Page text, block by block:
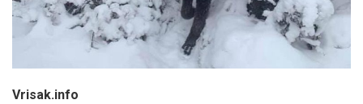
Vrisak.info